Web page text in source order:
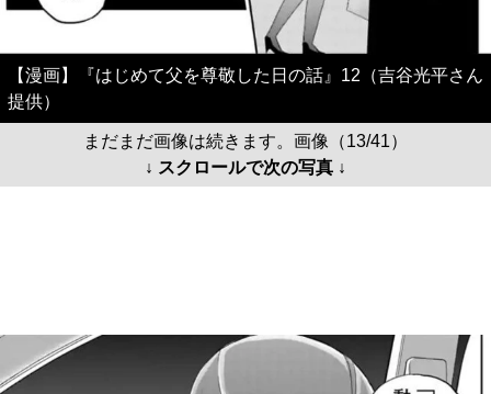
【漫画】『はじめて父を尊敬した日の話』12（吉谷光平さん
提供）
まだまだ画像は続きます。画像（13/41）
↓ スクロールで次の写真 ↓